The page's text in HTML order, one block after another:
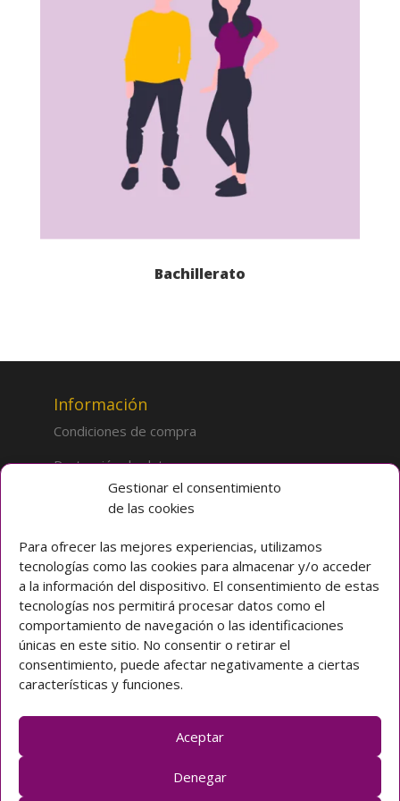
Gestionar el consentimiento
de las cookies
Para ofrecer las mejores experiencias, utilizamos
tecnologías como las cookies para almacenar y/o acceder
a la información del dispositivo. El consentimiento de estas
tecnologías nos permitirá procesar datos como el
comportamiento de navegación o las identificaciones
únicas en este sitio. No consentir o retirar el
consentimiento, puede afectar negativamente a ciertas
características y funciones.
Aceptar
Denegar
Bachillerato
Información
Condiciones de compra
Protección de datos
Sobre la tienda
Inicio
Mi cuenta
Preguntas frecuentes
Colegio CLARET
Avda. Padre Claret 3 40003 Segovia (ESPAÑA)
Teléfono: [+34] 921 42 03 00
Email: colegio@claretsegovia.es